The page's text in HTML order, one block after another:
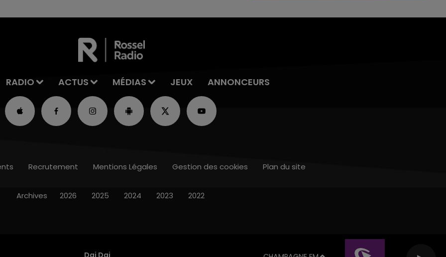
RADIO ACTUS MÉDIAS JEUX ANNONCEURS
Dai Dai
Recrutement Mentions Légales Gestion des cookies Plan du site
Archives 2026 2025 2024 2023 2022